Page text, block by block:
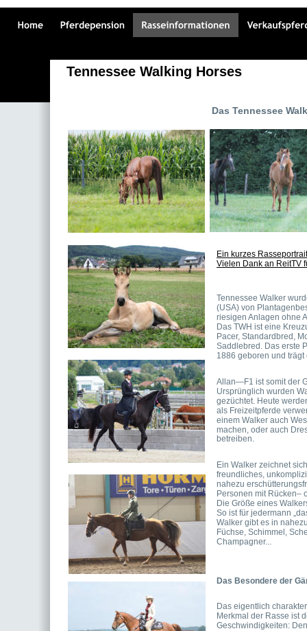
Das Tennessee
Tennessee Walking Horses
Ein kurzes
Vielen Dank an ReitTV
Tennessee Walker
(USA) von
riesigen Anlagen ohne
Das TWH ist eine
Pacer, Standardbred,
Saddlebred. Das erste
1886 geboren und
Allan—F1 ist somit der
Ursprünglich wurden
gezüchtet. Heute
als Freizeitpferde
einem Walker auch
machen, oder auch
betreiben.
Ein Walker zeichnet
freundliches,
nahezu
Personen mit Rücken–
Die Größe eines
So ist für jedermann
Walker gibt es in
Füchse, Schimmel,
Champagner...
Das Besondere der
Das eigentlich
Merkmal der Rasse ist
Geschwindigkeiten: